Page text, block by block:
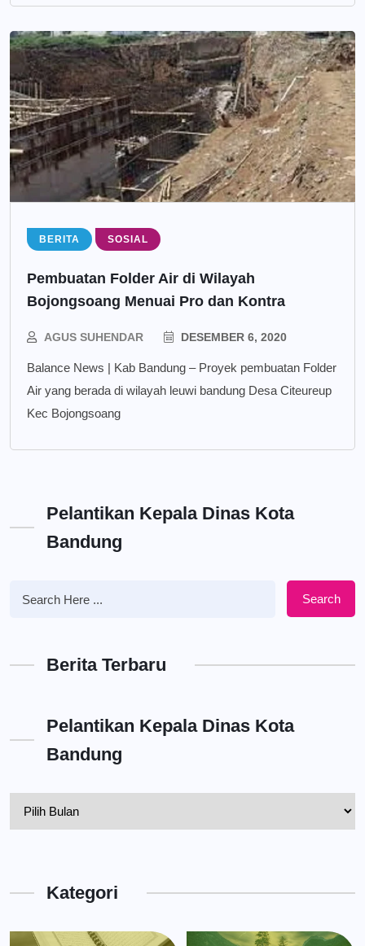
BERITA SOSIAL
Pembuatan Folder Air di Wilayah
Bojongsoang Menuai Pro dan Kontra
AGUS SUHENDAR DESEMBER 6, 2020
Balance News | Kab Bandung – Proyek pembuatan Folder
Air yang berada di wilayah leuwi bandung Desa Citeureup
Kec Bojongsoang
Pelantikan Kepala Dinas Kota
Bandung
Search
Berita Terbaru
Pelantikan Kepala Dinas Kota
Bandung
Pelantikan
Kepala
BandungKategori